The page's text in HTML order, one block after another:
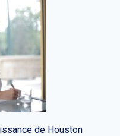
de Houston